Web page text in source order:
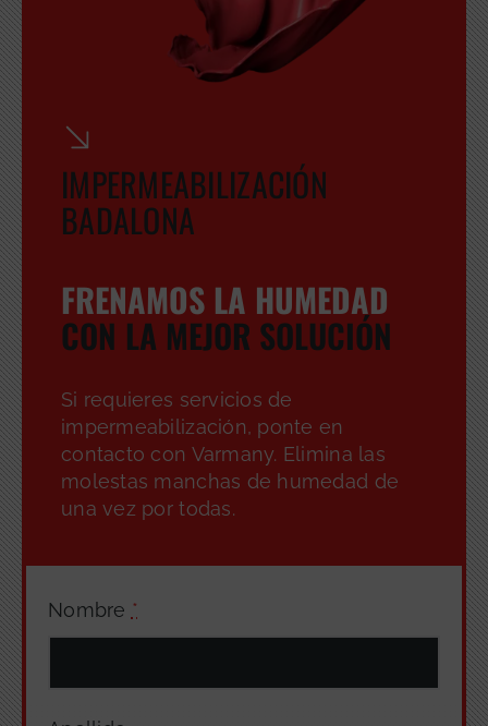
Nombre *
IMPERMEABILIZACIÓN
BADALONA
FRENAMOS LA HUMEDAD
CON LA MEJOR SOLUCIÓN
Si requieres servicios de
impermeabilización, ponte en
contacto con Varmany. Elimina las
molestas manchas de humedad de
una vez por todas.
GRATUITA